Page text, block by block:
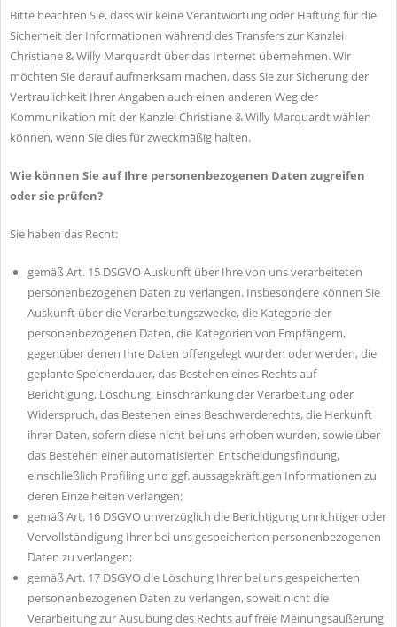
Bitte beachten Sie, dass wir keine Verantwortung oder Haftung für die
Sicherheit der Informationen während des Transfers zur Kanzlei
Christiane & Willy Marquardt über das Internet übernehmen. Wir
möchten Sie darauf aufmerksam machen, dass Sie zur Sicherung der
Vertraulichkeit Ihrer Angaben auch einen anderen Weg der
Kommunikation mit der Kanzlei Christiane & Willy Marquardt wählen
können, wenn Sie dies für zweckmäßig halten.
Wie können Sie auf Ihre personenbezogenen Daten zugreifen
oder sie prüfen?
Sie haben das Recht:
gemäß Art. 15 DSGVO Auskunft über Ihre von uns verarbeiteten
personenbezogenen Daten zu verlangen. Insbesondere können Sie
Auskunft über die Verarbeitungszwecke, die Kategorie der
personenbezogenen Daten, die Kategorien von Empfängern,
gegenüber denen Ihre Daten offengelegt wurden oder werden, die
geplante Speicherdauer, das Bestehen eines Rechts auf
Berichtigung, Löschung, Einschränkung der Verarbeitung oder
Widerspruch, das Bestehen eines Beschwerderechts, die Herkunft
ihrer Daten, sofern diese nicht bei uns erhoben wurden, sowie über
das Bestehen einer automatisierten Entscheidungsfindung,
einschließlich Profiling und ggf. aussagekräftigen Informationen zu
deren Einzelheiten verlangen;
gemäß Art. 16 DSGVO unverzüglich die Berichtigung unrichtiger oder
Vervollständigung Ihrer bei uns gespeicherten personenbezogenen
Daten zu verlangen;
gemäß Art. 17 DSGVO die Löschung Ihrer bei uns gespeicherten
personenbezogenen Daten zu verlangen, soweit nicht die
Verarbeitung zur Ausübung des Rechts auf freie Meinungsäußerung